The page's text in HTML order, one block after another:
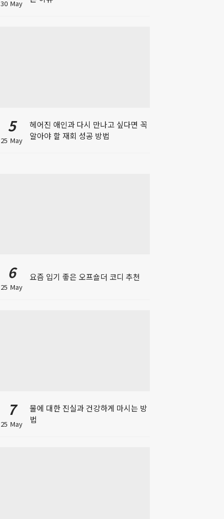
30 May
5
25 May
헤어진 애인과 다시 만나고 싶다면 꼭
알아야 할 재회 성공 방법
6
25 May
요즘 입기 좋은 오프숄더 코디 추천
7
25 May
물에 대한 진실과 건강하게 마시는 방
법